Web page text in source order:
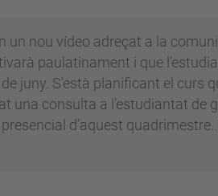
un nou vídeo adreçat a la
paulatinament i que
juny. S'està planificant el curs
una consulta a l’estudiantat de
d’aquest quadrimestre.